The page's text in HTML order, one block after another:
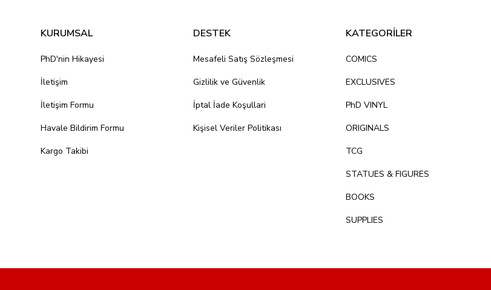
KURUMSAL
PhD'nin Hikayesi
İletişim
İletişim Formu
Havale Bildirim Formu
Kargo Takibi
DESTEK
Mesafeli Satış Sözleşmesi
Gizlilik ve Güvenlik
İptal İade Koşullari
Kişisel Veriler Politikası
KATEGORİLER
COMICS
EXCLUSIVES
PhD VINYL
ORIGINALS
TCG
STATUES & FIGURES
BOOKS
SUPPLIES